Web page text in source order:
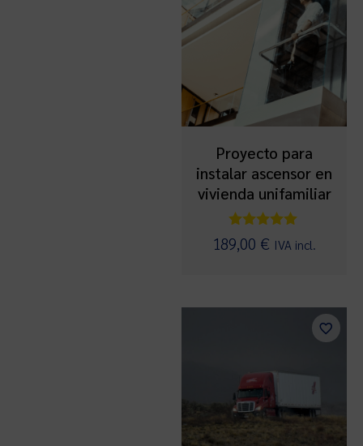
Proyecto para
instalar ascensor en
vivienda unifamiliar
Valorado
con
189,00 € IVA incl.